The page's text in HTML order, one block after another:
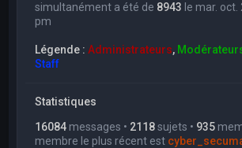
simultanément a été de 8943 le mar.
pm
Légende :Administrateurs,
Staff
Statistiques
16084 messages • 2118sujets • 935
membre le plus récent est